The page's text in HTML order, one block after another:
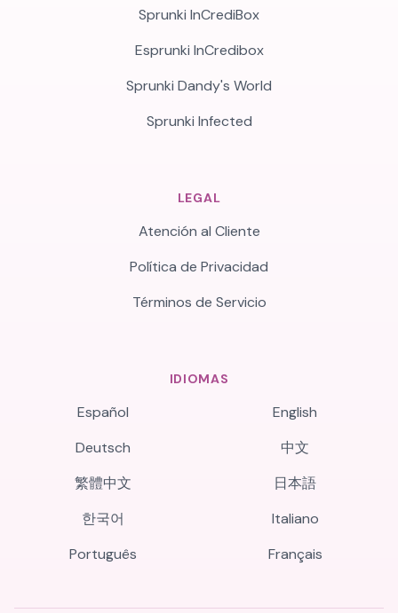
Sprunki InCrediBox
Esprunki InCredibox
Sprunki Dandy's World
Sprunki Infected
LEGAL
Atención al Cliente
Política de Privacidad
Términos de Servicio
IDIOMAS
Español
English
Deutsch
中文
繁體中文
日本語
한국어
Italiano
Português
Français